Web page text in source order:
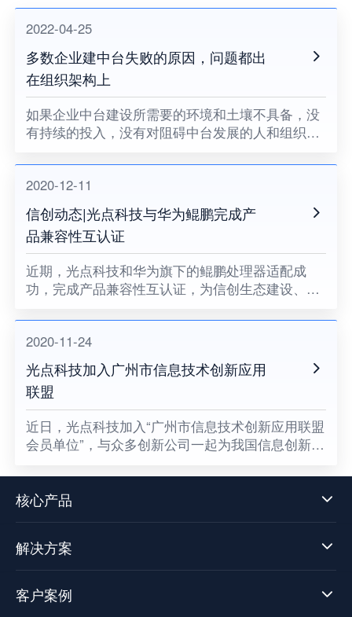
2022-04-25
多数企业建中台失败的原因，问题都出
在组织架构上
如果企业中台建设所需要的环境和土壤不具备，没
有持续的投入，没有对阻碍中台发展的人和组织提
业中台将很难健康地成长。
2020-12-11
信创动态|光点科技与华为鲲鹏完成产
品兼容性互认证
近期，光点科技和华为旗下的鲲鹏处理器适配成
功，完成产品兼容性互认证，为信创生态建设、关
2020-11-24
光点科技加入广州市信息技术创新应用
联盟
​近日，光点科技加入“广州市信息技术创新应用联盟
会员单位”，与众多创新公司一起为我国信息创新发
台技术发展迈向了新阶段。
核心产品
解决方案
客户案例